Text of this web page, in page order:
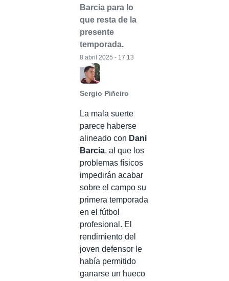
Barcia para lo
que resta de la
presente
temporada.
Sergio Piñeiro
8 abril 2025 - 17:13
La mala suerte
parece haberse
alineado con Dani
Barcia, al que los
problemas físicos
impedirán acabar
sobre el campo su
primera temporada
en el fútbol
profesional. El
rendimiento del
joven defensor le
había permitido
ganarse un hueco